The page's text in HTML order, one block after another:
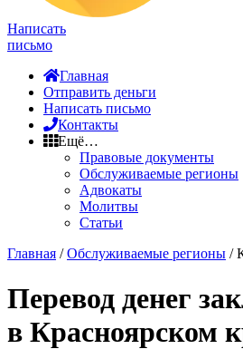
Написать
письмо
Главная
Отправить деньги
Написать письмо
Контакты
Ещё…
Правовые документы
Обслуживаемые регионы
Адвокаты
Молитвы
Статьи
Главная /Обслуживаемые регионы /
Перевод денег
в Красноярском